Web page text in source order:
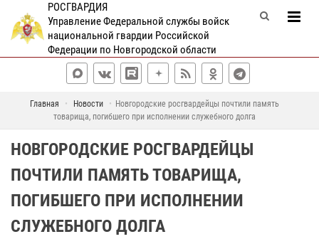
РОСГВАРДИЯ
Управление Федеральной службы войск
национальной гвардии Российской
Федерации по Новгородской области
Главная Новости
Новгородские росгвардейцы почтили память
товарища, погибшего при исполнении служебного долга
НОВГОРОДСКИЕ РОСГВАРДЕЙЦЫ
ПОЧТИЛИ ПАМЯТЬ ТОВАРИЩА,
ПОГИБШЕГО ПРИ ИСПОЛНЕНИИ
СЛУЖЕБНОГО ДОЛГА